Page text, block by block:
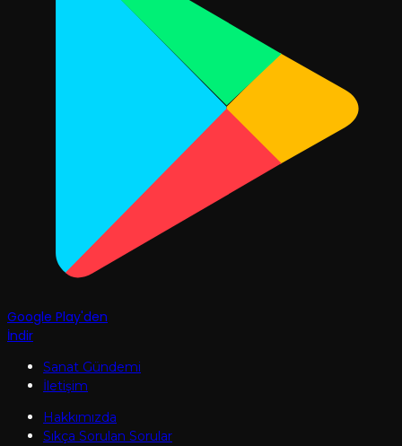
Google Play'den
İndir
Sanat Gündemi
İletişim
Hakkımızda
Sıkça Sorulan Sorular